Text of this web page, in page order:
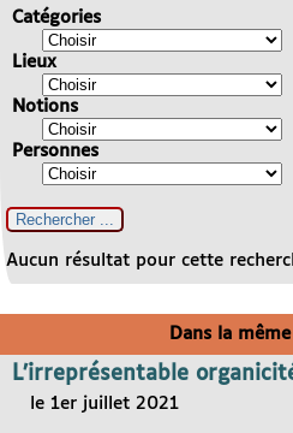
Catégories
Lieux
Notions
Personnes
Aucun résultat pour cette
Dans la
L’irreprésentable
le 1er juillet 2021